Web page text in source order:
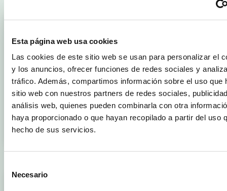
Esta página web usa cookies
Las cookies de este sitio web se usan para personalizar el
y los anuncios, ofrecer funciones de redes sociales y
tráfico. Además, compartimos información sobre el uso que
sitio web con nuestros partners de redes sociales,
análisis web, quienes pueden combinarla con otra
haya proporcionado o que hayan recopilado a partir del uso
hecho de sus servicios.
Necesario
23/03/2026
Anecoop se incorpora al Consejo de
Valencia, 23 de marzo de2026.- Anecoop S. Coop., una de
las principales cooperativas agroalimentarias españolas y
referente internacional en el sector hortofrutícola, se ha
incorporado al Consejo de Empresas del Máster en
Responsabilidad y Sostenibilidad Corporativa de la
Universitat Politècnica de València (UPV). Su participación
contribuye a reforzar en este órgano consultivo la
perspectiva estratégica […]
SOSTENIBILIDAD INTRANET
26/02/2026